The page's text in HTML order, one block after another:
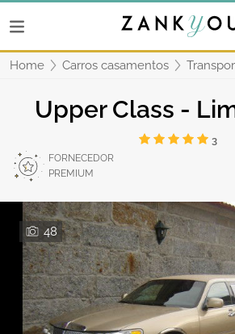
Home Carros casamentos
Upper Class -
3
FORNECEDOR
PREMIUM
48